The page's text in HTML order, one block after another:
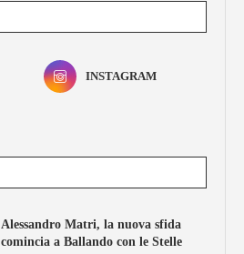
INSTAGRAM
Alessandro Matri, la nuova sfida
comincia a Ballando con le Stelle